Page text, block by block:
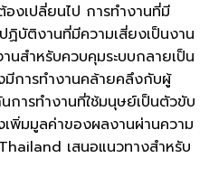
งเปลี่ยนไป การทำงานที่มี
ฏิบัติงานที่มีความเสี่ยงเป็นงาน
นสำหรับควบคุมระบบกลายเป็น
มีการทำงานคล้ายคลึงกับผู้
การทำงานที่ใช้มนุษย์เป็นตัวขับ
พิ่มมูลค่าของผลงานผ่านความ
เสนอแนวทางสำหรับ